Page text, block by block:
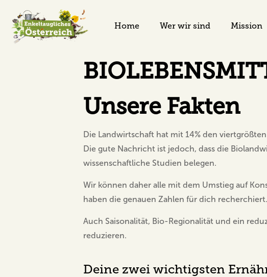
Home Wer wir sind Mission
Unsere Fakten
Die Landwirtschaft hat mit 14% den
Die gute Nachricht ist jedoch, dass die
wissenschaftliche Studien belegen.
Wir können daher alle mit dem Umstieg auf
haben die genauen Zahlen für dich recherchiert.
Auch Saisonalität, Bio-Regionalität und ein
reduzieren.
Deine zwei wichtigsten